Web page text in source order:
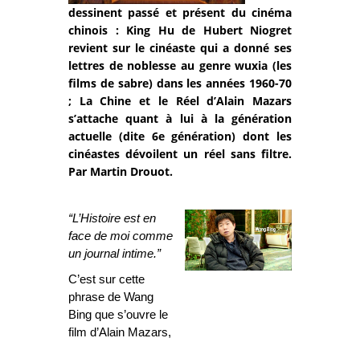
dessinent passé et présent du cinéma
chinois : King Hu de Hubert Niogret
revient sur le cinéaste qui a donné ses
lettres de noblesse au genre wuxia (les
films de sabre) dans les années 1960-70
; La Chine et le Réel d’Alain Mazars
s’attache quant à lui à la génération
actuelle (dite 6e génération) dont les
cinéastes dévoilent un réel sans filtre.
Par Martin Drouot.
“L’Histoire est en
face de moi comme
un journal intime.”
C’est sur cette
phrase de Wang
Bing que s’ouvre le
film d’Alain Mazars,